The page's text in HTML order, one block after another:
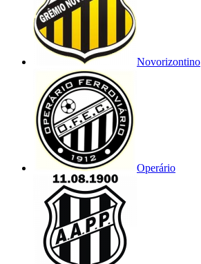
Novorizontino
Operário